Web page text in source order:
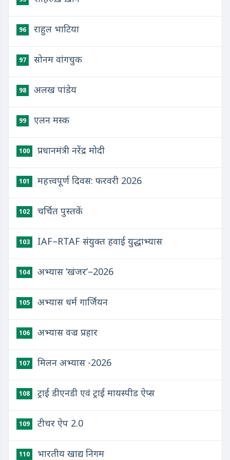
96 राहुल भाटिया
97 सोनम वांगचुक
98 अलख पांडेय
99 एलन मस्क
100 प्रधानमंत्री नरेंद्र मोदी
101 महत्त्वपूर्ण दिवस: फरवरी 2026
102 चर्चित पुस्तकें
103 IAF–RTAF संयुक्त हवाई युद्धाभ्यास
104 अभ्यास ‘खंजर’–2026
105 अभ्यास धर्म गार्जियन
106 अभ्यास वज्र प्रहार
107 मिलन अभ्यास -2026
108 ट्राई डीएनडी एवं ट्राई मायस्पीड ऐप्स
109 टीचर ऐप 2.0
110 भारतीय खाद्य निगम